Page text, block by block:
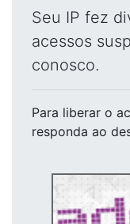
Seu IP fez
acessos
conosco.
Para liberar o
responda ao